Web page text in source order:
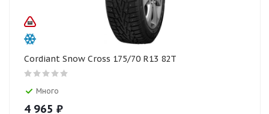
Cordiant Snow Cross 175/70 R13 82T
Много
4 965 ₽